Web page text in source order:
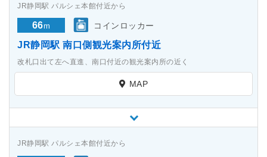
JR静岡駅 パルシェ本館付近から
66m コインロッカー
JR静岡駅 南口側観光案内所付近
改札口出て左へ直進、南口付近の観光案内所の近く
MAP
JR静岡駅 パルシェ本館付近から